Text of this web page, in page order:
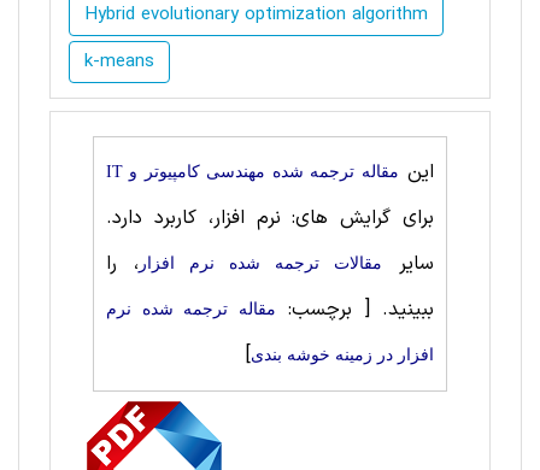
Hybrid evolutionary optimization algorithm
k-means
این مقاله ترجمه شده مهندسی کامپیوتر و IT
برای گرایش های: نرم افزار، کاربرد دارد.
سایر
مقالات ترجمه شده نرم افزار ، را
ببینید.[ برچسب: مقاله ترجمه شده نرم
افزار در زمینه خوشه بندی]